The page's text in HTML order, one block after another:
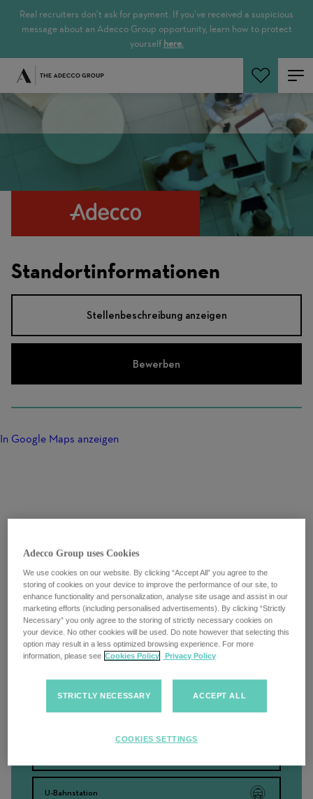
Real recruiters don’t ask for payment. If you’ve received a suspicious
message about an Adecco Group opportunity, learn how to protect
yourself here.
Jetzt suchen
Standortinformationen
Stellenbeschreibung anzeigen
Bewerben
In Google Maps anzeigen
U-Bahnstation
Adecco Group uses Cookies
We use cookies on our website. By clicking “Accept All” you agree to the
storing of cookies on your device to improve the performance of our site, to
enhance functionality and personalization, analyse site usage and assist in our
marketing efforts (including personalised advertisements). By clicking “Strictly
Necessary” you only agree to the storing of strictly necessary cookies on
your device. No other cookies will be used. Do note however that selecting this
option may result in a less optimized browsing experience. For more
information, please see Cookies Policy Privacy Policy
STRICTLY NECESSARY ACCEPT ALL
COOKIES SETTINGS